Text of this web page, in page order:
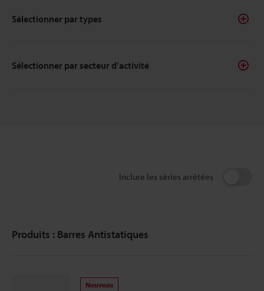
Sélectionner par types
Sélectionner par secteur d’activité
Inclure les séries arrêtées
Produits : Barres Antistatiques
Nouveau